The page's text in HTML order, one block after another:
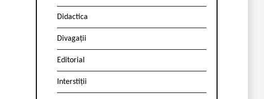
Didactica
Divagații
Editorial
Interstiții